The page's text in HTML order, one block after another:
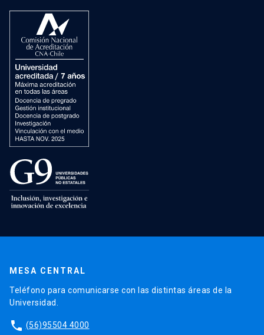
MESA CENTRAL
Teléfono para comunicarse con las distintas áreas de la
Universidad.
phone (56)95504 4000